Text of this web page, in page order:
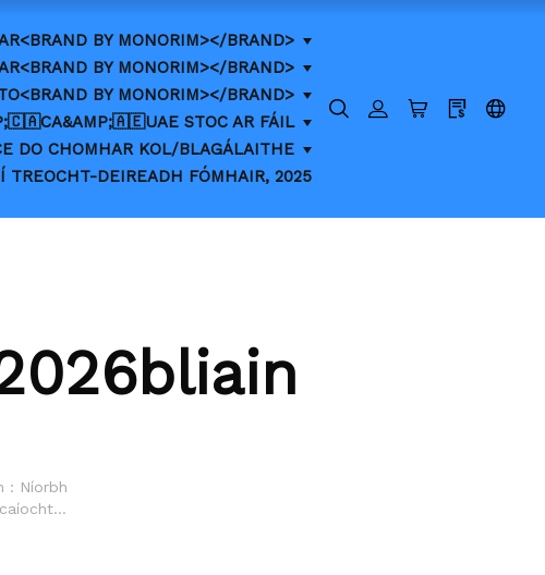
BY MONORIM></BRAND>
BY MONORIM></BRAND>
BY MONORIM></BRAND>
STOC AR FÁIL
DO CHOMHAR KOL/BLAGÁLAITHE
TREOCHT-DEIREADH FÓMHAIR, 2025
: Níorbh